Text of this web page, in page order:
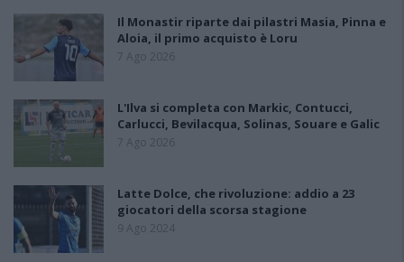
Il Monastir riparte dai pilastri Masia, Pinna e
Aloia, il primo acquisto è Loru
7 Ago 2026
L'Ilva si completa con Markic, Contucci,
Carlucci, Bevilacqua, Solinas, Souare e Galic
7 Ago 2026
Latte Dolce, che rivoluzione: addio a 23
giocatori della scorsa stagione
9 Ago 2024